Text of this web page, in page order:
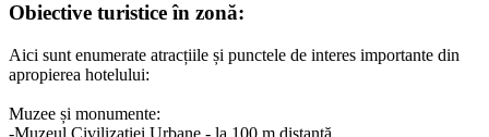
Obiective turistice în zonă:
Aici sunt enumerate atracțiile și punctele de interes importante din
apropierea hotelului:
Muzee și monumente: